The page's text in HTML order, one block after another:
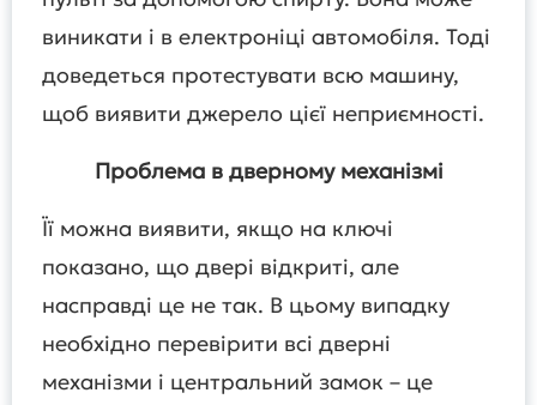
виникати і в електроніці автомобіля. Тоді
доведеться протестувати всю машину,
щоб виявити джерело цієї неприємності.
Проблема в дверному механізмі
Її можна виявити, якщо на ключі
показано, що двері відкриті, але
насправді це не так. В цьому випадку
необхідно перевірити всі дверні
механізми і центральний замок – це